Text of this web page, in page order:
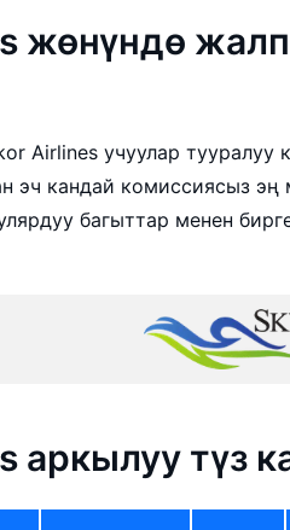
жөнүндө
Airlines учуулар тууралуу
эч кандай комиссиясыз
багыттар менен
аркылуу түз